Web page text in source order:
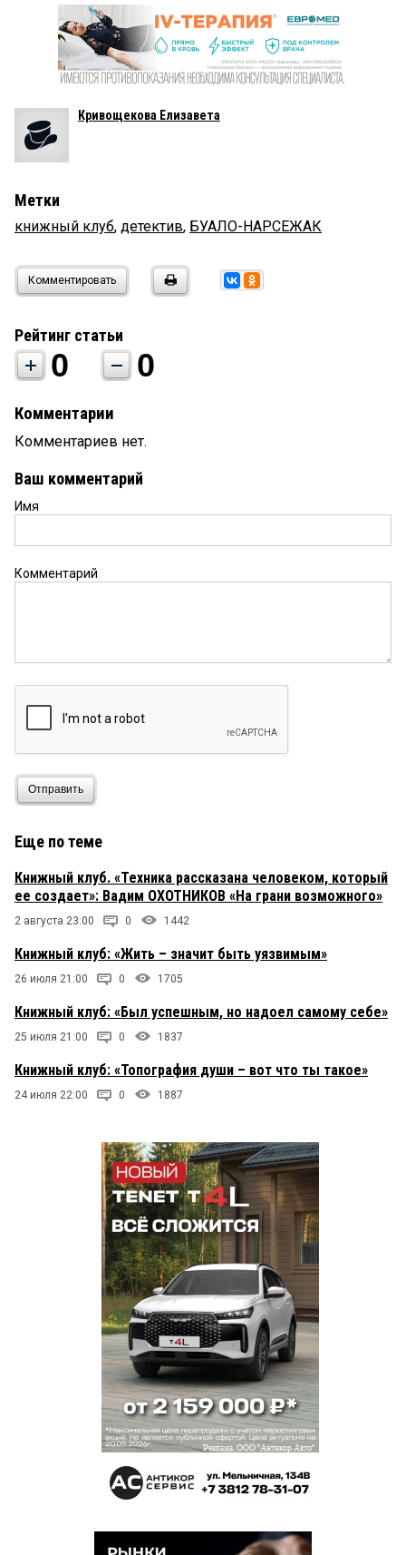
Кривощекова Елизавета
Метки
книжный клуб, детектив, БУАЛО-НАРСЕЖАК
Комментировать
Рейтинг статьи
0 0
Комментарии
Комментариев нет.
Ваш комментарий
Имя
Комментарий
Отправить
Еще по теме
Книжный клуб. «Техника рассказана человеком, который
ее создает»: Вадим ОХОТНИКОВ «На грани возможного»
2 августа 23:00 0 1442
Книжный клуб: «Жить – значит быть уязвимым»
26 июля 21:00 0 1705
Книжный клуб: «Был успешным, но надоел самому себе»
25 июля 21:00 0 1837
Книжный клуб: «Топография души – вот что ты такое»
24 июля 22:00 0 1887